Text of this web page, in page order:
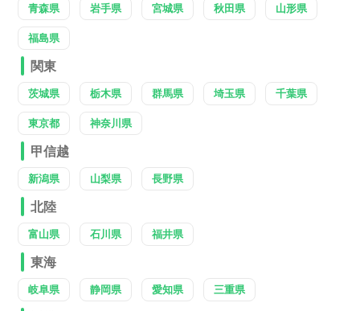
青森県 岩手県 宮城県 秋田県 山形県
福島県
関東
茨城県 栃木県 群馬県 埼玉県 千葉県
東京都 神奈川県
甲信越
新潟県 山梨県 長野県
北陸
富山県 石川県 福井県
東海
岐阜県 静岡県 愛知県 三重県